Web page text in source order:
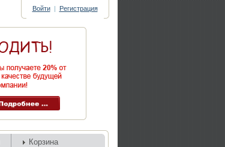
Войти | Регистрация
Корзина